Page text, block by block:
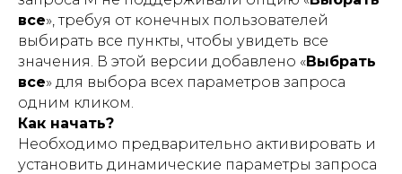
все», требуя от конечных пользователей
выбирать все пункты, чтобы увидеть все
значения. В этой версии добавлено «Выбрать
все» для выбора всех параметров запроса
одним кликом.
Как начать?
Необходимо предварительно активировать и
установить динамические параметры запроса